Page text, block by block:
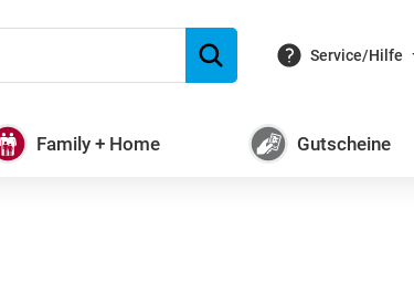
Service/Hilfe
Family + Home Gutscheine